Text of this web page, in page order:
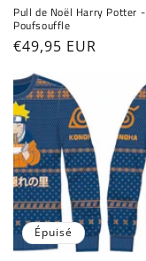
Pull de Noël Harry Potter -
Poufsouffle
Prix
€49,95 EUR
Épuisé